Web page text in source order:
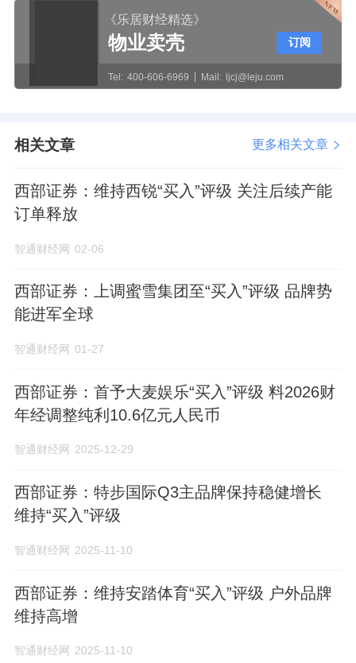
《乐居财经精选》
物业卖壳
Tel: 400-606-6969 Mail: ljcj@leju.com
订阅
相关文章 更多相关文章
西部证券：维持西锐“买入”评级 关注后续产能
订单释放
智通财经网 02-06
西部证券：上调蜜雪集团至“买入”评级 品牌势
能进军全球
智通财经网 01-27
西部证券：首予大麦娱乐“买入”评级 料2026财
年经调整纯利10.6亿元人民币
智通财经网 2025-12-29
西部证券：特步国际Q3主品牌保持稳健增长
维持“买入”评级
智通财经网 2025-11-10
西部证券：维持安踏体育“买入”评级 户外品牌
维持高增
智通财经网 2025-11-10